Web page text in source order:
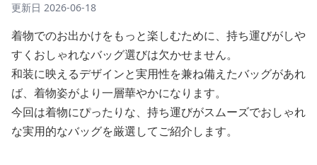
更新日 2026-06-18
着物でのお出かけをもっと楽しむために、持ち運びがしや
すくおしゃれなバッグ選びは欠かせません。
和装に映えるデザインと実用性を兼ね備えたバッグがあれ
ば、着物姿がより一層華やかになります。
今回は着物にぴったりな、持ち運びがスムーズでおしゃれ
な実用的なバッグを厳選してご紹介します。